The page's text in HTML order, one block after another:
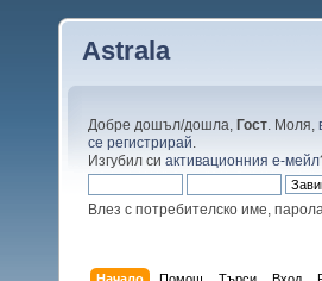
Astrala
Добре дошъл/дошла, Гост . Моля,
се регистрирай
Изгубил си активационния е-мейл
Влез с потребителско име,